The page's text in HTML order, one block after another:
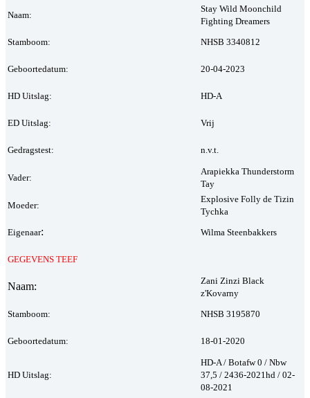
Naam:
Stay Wild Moonchild
Fighting Dreamers
Stamboom:
NHSB 3340812
Geboortedatum: 20-04-2023
HD Uitslag: HD-A
ED Uitslag: Vrij
Gedragstest: n.v.t.
Vader:
Arapiekka Thunderstorm
Tay
Moeder:
Explosive Folly de Tizin
Tychka
Eigenaar: Wilma Steenbakkers
GEGEVENS TEEF
Naam:
Zani Zinzi Black
z'Kovarny
Stamboom:
NHSB 3195870
Geboortedatum: 18-01-2020
HD Uitslag:
HD-A / Botafw 0 / Nbw
37,5 / 2436-2021hd / 02-
08-2021